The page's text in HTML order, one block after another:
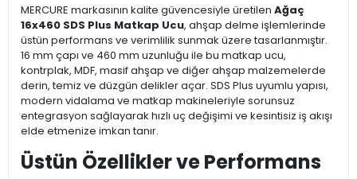
MERCURE markasının kalite güvencesiyle üretilen Ağaç
16x460 SDS Plus Matkap Ucu, ahşap delme işlemlerinde
üstün performans ve verimlilik sunmak üzere tasarlanmıştır.
16 mm çapı ve 460 mm uzunluğu ile bu matkap ucu,
kontrplak, MDF, masif ahşap ve diğer ahşap malzemelerde
derin, temiz ve düzgün delikler açar. SDS Plus uyumlu yapısı,
modern vidalama ve matkap makineleriyle sorunsuz
entegrasyon sağlayarak hızlı uç değişimi ve kesintisiz iş akışı
elde etmenize imkan tanır.
Üstün Özellikler ve Performans